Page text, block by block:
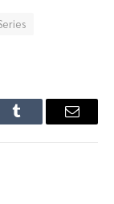
Tumblr Email